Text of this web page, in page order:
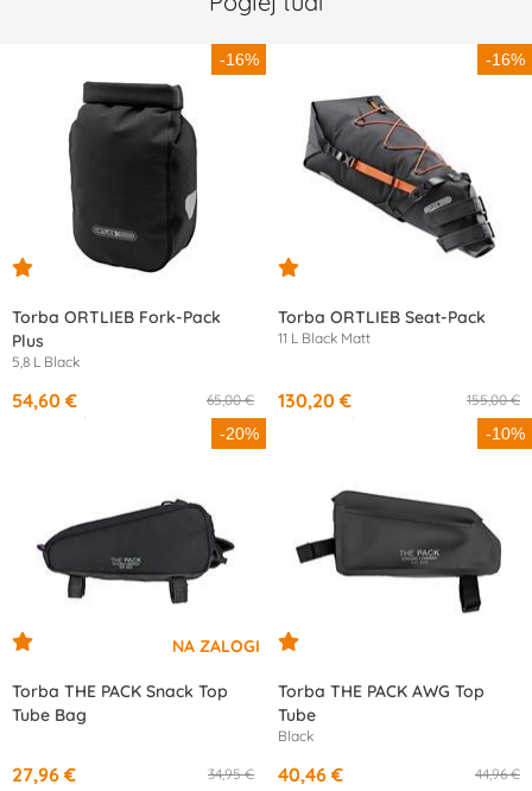
-16%
Torba ORTLIEB Fork-Pack
Plus
5,8 L Black
65,00 €
54,60 €
/mesec
-16%
Torba ORTLIEB Seat-Pack
11 L Black Matt
155,00 €
130,20 €
/mesec
-20%
Torba THE PACK Snack Top
Tube Bag
34,95 €
27,96 €
-10%
Torba THE PACK AWG Top
Tube
Black
44,96 €
40,46 €